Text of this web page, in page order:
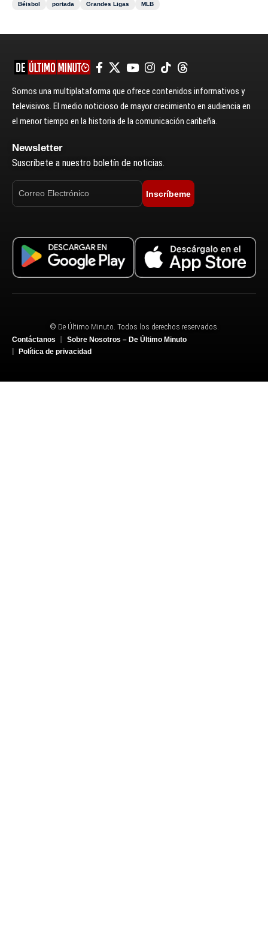
Béisbol
portada Grandes Ligas MLB
Somos una multiplataforma que ofrece contenidos informativos y
televisivos. El medio noticioso de mayor crecimiento en audiencia en
el menor tiempo en la historia de la comunicación caribeña.
Newsletter
Suscríbete a nuestro boletín de noticias.
Inscríbeme
© De Último Minuto. Todos los derechos reservados.
Contáctanos
Sobre Nosotros – De Último Minuto
Política de privacidad